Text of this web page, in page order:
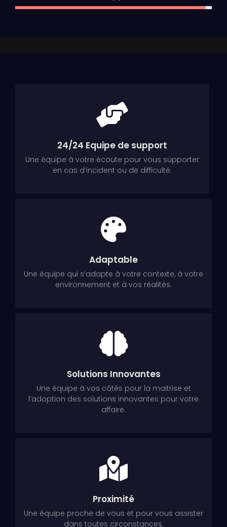
97%
24/24 Equipe de support
Une équipe à votre écoute pour vous supporter
en cas d’incident ou de difficulté.
Adaptable
Une équipe qui s’adapte à votre contexte, à votre
environnement et à vos réalités.
Solutions Innovantes
Une équipe à vos côtés pour la maitrise et
l’adoption des solutions innovantes pour votre
affaire.
Proximité
Une équipe proche de vous et pour vous assister
dans toutes circonstances.